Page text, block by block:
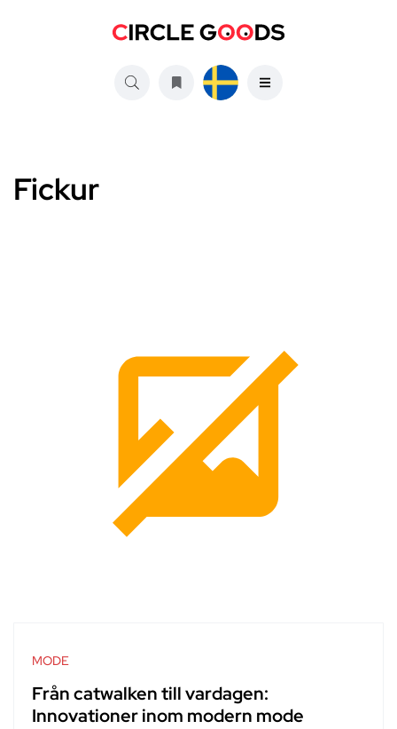
Fickur
MODE
Från catwalken till vardagen:
Innovationer inom modern mode